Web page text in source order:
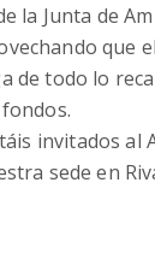
la Junta de
que
todo lo
invitados al
sede en